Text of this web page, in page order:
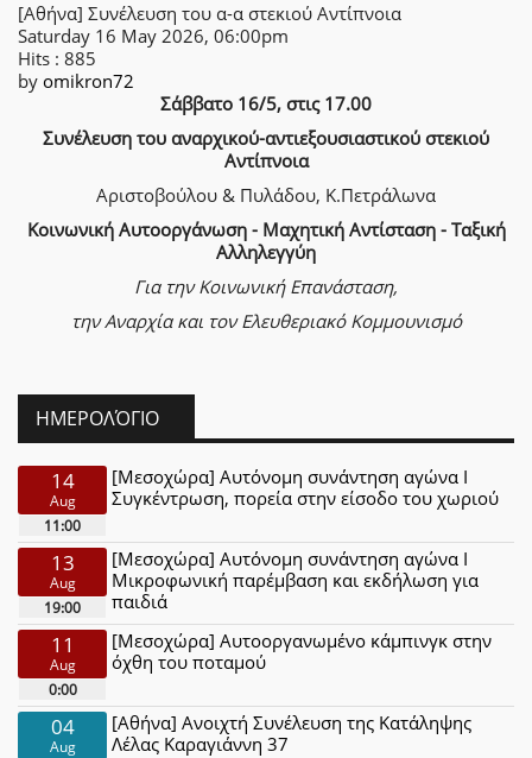
[Αθήνα] Συνέλευση του α-α στεκιού Αντίπνοια
Saturday 16 May 2026, 06:00pm
Hits : 885
by omikron72
Σάββατο 16/5, στις 17.00
Συνέλευση του αναρχικού-αντιεξουσιαστικού στεκιού
Αντίπνοια
Αριστοβούλου & Πυλάδου, Κ.Πετράλωνα
Κοινωνική Αυτοοργάνωση - Μαχητική Αντίσταση - Ταξική
Αλληλεγγύη
Για την Κοινωνική Επανάσταση,
την Αναρχία και τον Ελευθεριακό Κομμουνισμό
ΗΜΕΡΟΛΌΓΙΟ
14
Aug
11:00
[Μεσοχώρα] Αυτόνομη συνάντηση αγώνα Ι
Συγκέντρωση, πορεία στην είσοδο του χωριού
13
Aug
19:00
[Μεσοχώρα] Αυτόνομη συνάντηση αγώνα Ι
Μικροφωνική παρέμβαση και εκδήλωση για
παιδιά
11
Aug
0:00
[Μεσοχώρα] Αυτοοργανωμένο κάμπινγκ στην
όχθη του ποταμού
04
Aug
[Αθήνα] Ανοιχτή Συνέλευση της Κατάληψης
Λέλας Καραγιάννη 37